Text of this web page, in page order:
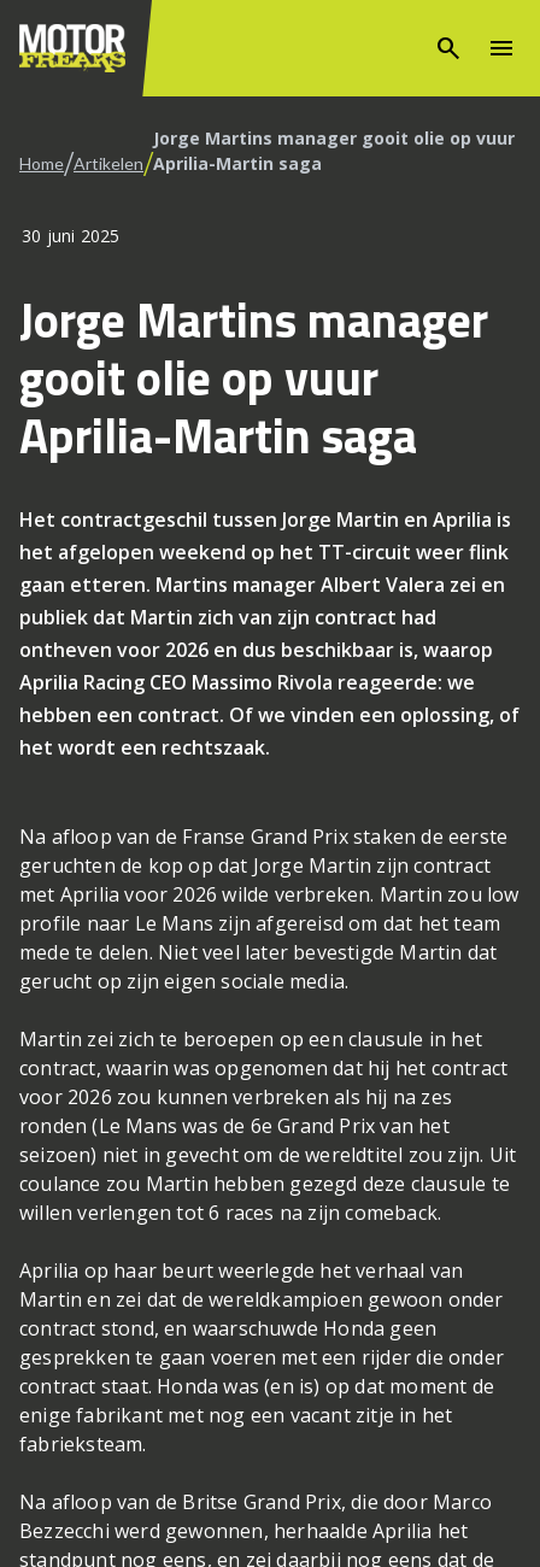
search menu
Home/Artikelen/Jorge Martins manager gooit olie op vuur
Aprilia-Martin saga
30 juni 2025
Jorge Martins manager
gooit olie op vuur
Aprilia-Martin saga
Het contractgeschil tussen Jorge Martin en Aprilia is
het afgelopen weekend op het TT-circuit weer flink
gaan etteren. Martins manager Albert Valera zei en
publiek dat Martin zich van zijn contract had
ontheven voor 2026 en dus beschikbaar is, waarop
Aprilia Racing CEO Massimo Rivola reageerde: we
hebben een contract. Of we vinden een oplossing, of
het wordt een rechtszaak.
Na afloop van de Franse Grand Prix staken de eerste
geruchten de kop op dat Jorge Martin zijn contract
met Aprilia voor 2026 wilde verbreken. Martin zou low
profile naar Le Mans zijn afgereisd om dat het team
mede te delen. Niet veel later bevestigde Martin dat
gerucht op zijn eigen sociale media.
Martin zei zich te beroepen op een clausule in het
contract, waarin was opgenomen dat hij het contract
voor 2026 zou kunnen verbreken als hij na zes
ronden (Le Mans was de 6e Grand Prix van het
seizoen) niet in gevecht om de wereldtitel zou zijn. Uit
coulance zou Martin hebben gezegd deze clausule te
willen verlengen tot 6 races na zijn comeback.
Aprilia op haar beurt weerlegde het verhaal van
Martin en zei dat de wereldkampioen gewoon onder
contract stond, en waarschuwde Honda geen
gesprekken te gaan voeren met een rijder die onder
contract staat. Honda was (en is) op dat moment de
enige fabrikant met nog een vacant zitje in het
fabrieksteam.
Na afloop van de Britse Grand Prix, die door Marco
Bezzecchi werd gewonnen, herhaalde Aprilia het
standpunt nog eens, en zei daarbij nog eens dat de